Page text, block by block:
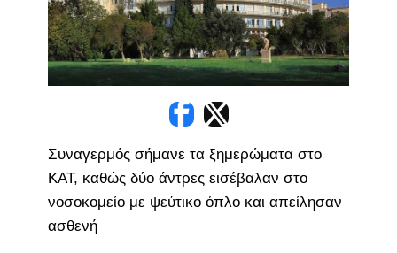
Συναγερμός σήμανε τα ξημερώματα στο
ΚΑΤ, καθώς δύο άντρες εισέβαλαν στο
νοσοκομείο με ψεύτικο όπλο και απείλησαν
ασθενή